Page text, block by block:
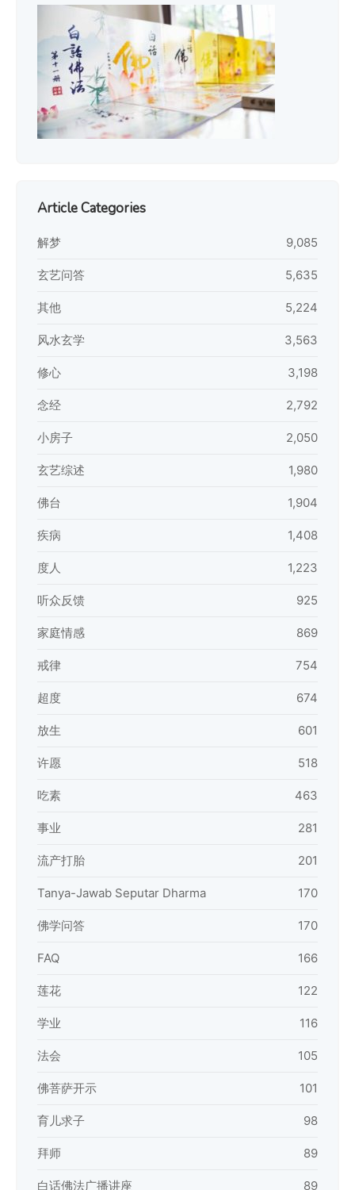
Article Categories
解梦 9,085
玄艺问答 5,635
其他 5,224
风水玄学 3,563
修心 3,198
念经 2,792
小房子 2,050
玄艺综述 1,980
佛台 1,904
疾病 1,408
度人 1,223
听众反馈 925
家庭情感 869
戒律 754
超度 674
放生 601
许愿 518
吃素 463
事业 281
流产打胎 201
Tanya-Jawab Seputar Dharma 170
佛学问答 170
FAQ 166
莲花 122
学业 116
法会 105
佛菩萨开示 101
育儿求子 98
拜师 89
白话佛法广播讲座 89